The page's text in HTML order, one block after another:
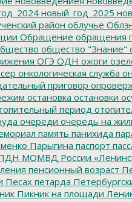
новый_год_2025
район облучье
Обращение обращения
общество "Знание"
ОГЭ ОДН ожоги
онкологическая служба
приговор
остановка остановки
период
очереди очередь на
память панихида
Парыгина паспорт
МОМВД России
пенсионный возраст
Песах петарда
Пикник на площади